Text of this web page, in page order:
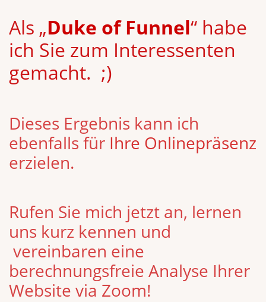
Als „Duke of Funnel“ habe
ich Sie zum Interessenten
gemacht. ;)
Dieses Ergebnis kann ich
ebenfalls für Ihre Onlinepräsenz
erzielen.
Rufen Sie mich jetzt an, lernen
uns kurz kennen und
vereinbaren eine
berechnungsfreie Analyse Ihrer
Website via Zoom!